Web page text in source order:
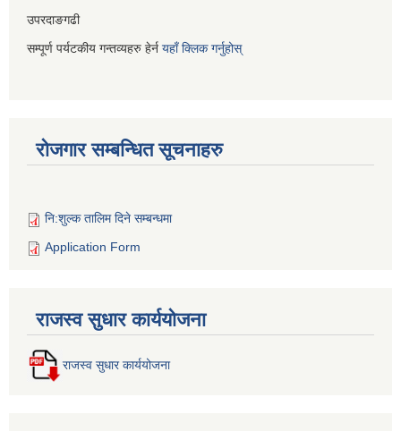
उपरदाङगढी
सम्पूर्ण पर्यटकीय गन्तव्यहरु हेर्न यहाँ क्लिक गर्नुहोस्
रोजगार सम्बन्धित सूचनाहरु
नि:शुल्क तालिम दिने सम्बन्धमा
Application Form
राजस्व सुधार कार्ययोजना
राजस्व सुधार कार्ययोजना